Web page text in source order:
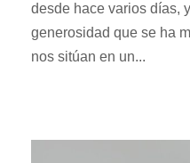
desde hace varios días,
generosidad que se ha
nos sitúan en un...